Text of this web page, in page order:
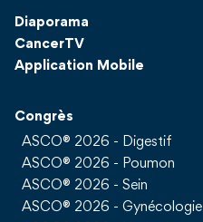
Diaporama
CancerTV
Application Mobile
Congrès
ASCO® 2026 - Digestif
ASCO® 2026 - Poumon
ASCO® 2026 - Sein
ASCO® 2026 - Gynécologie